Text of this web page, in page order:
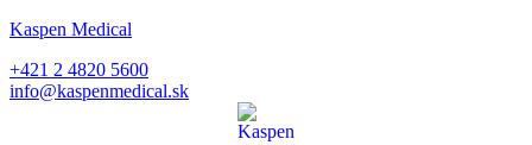
Kaspen Medical
+421 2 4820 5600
info@kaspenmedical.sk